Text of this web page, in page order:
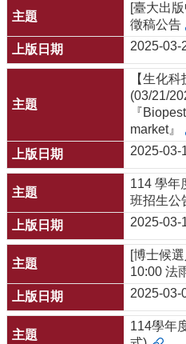
[臺大出
徵稿公告
2025-03-
【生化
(03/21/
『
market』
2025-03-
114 學年
班招生公
2025-03-
[博士候
10:00 法
2025-03-
114學年